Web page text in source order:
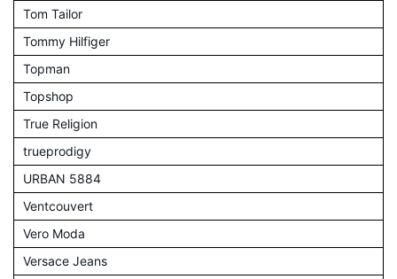
Tom Tailor
Tommy Hilfiger
Topman
Topshop
True Religion
trueprodigy
URBAN 5884
Ventcouvert
Vero Moda
Versace Jeans